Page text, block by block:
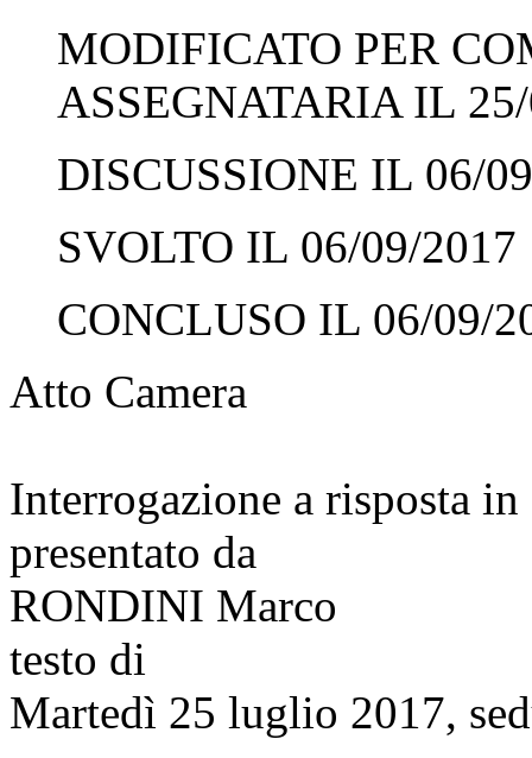
MODIFICATO PER
ASSEGNATARIA IL
DISCUSSIONE IL 06/
SVOLTO IL 06/09/2017
CONCLUSO IL 06/09/
Atto Camera
Interrogazione a risposta
presentato da
RONDINI Marco
testo di
Martedì 25 luglio 2017,